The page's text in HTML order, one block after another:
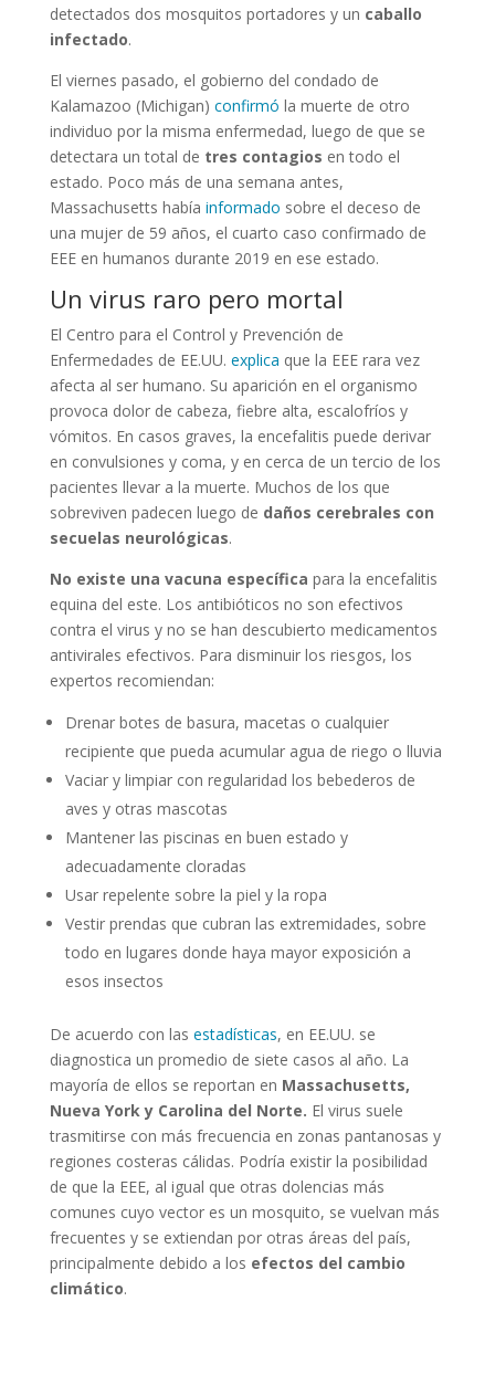
detectados dos mosquitos portadores y un caballo
infectado.
El viernes pasado, el gobierno del condado de
Kalamazoo (Michigan) confirmó la muerte de otro
individuo por la misma enfermedad, luego de que se
detectara un total de tres contagios en todo el
estado. Poco más de una semana antes,
Massachusetts había informado sobre el deceso de
una mujer de 59 años, el cuarto caso confirmado de
EEE en humanos durante 2019 en ese estado.
Un virus raro pero mortal
El Centro para el Control y Prevención de
Enfermedades de EE.UU. explica que la EEE rara vez
afecta al ser humano. Su aparición en el organismo
provoca dolor de cabeza, fiebre alta, escalofríos y
vómitos. En casos graves, la encefalitis puede derivar
en convulsiones y coma, y en cerca de un tercio de los
pacientes llevar a la muerte. Muchos de los que
sobreviven padecen luego de daños cerebrales con
secuelas neurológicas.
No existe una vacuna específica para la encefalitis
equina del este. Los antibióticos no son efectivos
contra el virus y no se han descubierto medicamentos
antivirales efectivos. Para disminuir los riesgos, los
expertos recomiendan:
Drenar botes de basura, macetas o cualquier
recipiente que pueda acumular agua de riego o lluvia
Vaciar y limpiar con regularidad los bebederos de
aves y otras mascotas
Mantener las piscinas en buen estado y
adecuadamente cloradas
Usar repelente sobre la piel y la ropa
Vestir prendas que cubran las extremidades, sobre
todo en lugares donde haya mayor exposición a
esos insectos
De acuerdo con las estadísticas, en EE.UU. se
diagnostica un promedio de siete casos al año. La
mayoría de ellos se reportan en Massachusetts,
Nueva York y Carolina del Norte. El virus suele
trasmitirse con más frecuencia en zonas pantanosas y
regiones costeras cálidas. Podría existir la posibilidad
de que la EEE, al igual que otras dolencias más
comunes cuyo vector es un mosquito, se vuelvan más
frecuentes y se extiendan por otras áreas del país,
principalmente debido a los efectos del cambio
climático.